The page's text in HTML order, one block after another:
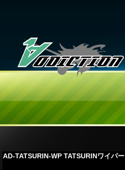
AD-TATSURIN-WP TATSURINワイパー